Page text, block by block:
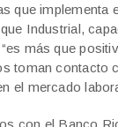
que implementa
Industrial,
más que
toman contacto
el mercado